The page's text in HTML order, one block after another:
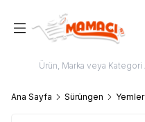
Ana Sayfa Sürüngen Yemler